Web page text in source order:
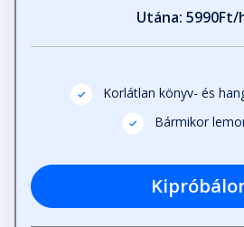
Utána: 5990Ft/
Korlátlan könyv- és
Bármikor